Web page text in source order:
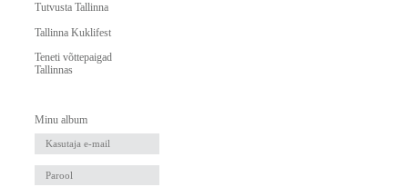
Tutvusta Tallinna
Tallinna Kuklifest
Teneti võttepaigad
Tallinnas
Minu album